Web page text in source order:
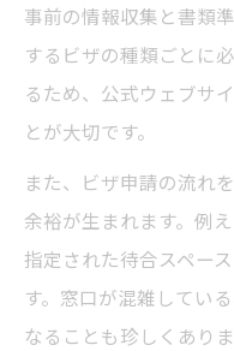
事前の情報収集と書類
するビザの種類ごとに
るため、公式ウェブサ
とが大切です。
また、ビザ申請の流れ
余裕が生まれます。例
指定された待合スペー
す。窓口が混雑してい
なることも珍しくあり